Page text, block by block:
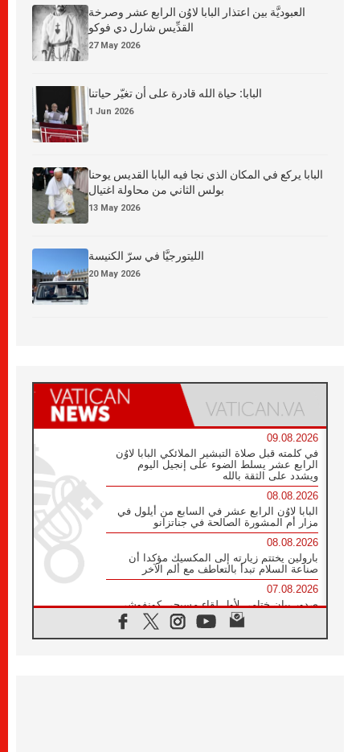
العبوديَّة بين اعتذار البابا لاوُن الرابع عشر وصرخة
القدِّيس شارل دي فوكو
27 May 2026
البابا: حياة الله قادرة على أن تغيّر حياتنا
1 Jun 2026
البابا يركع في المكان الذي نجا فيه البابا القديس يوحنا
بولس الثاني من محاولة اغتيال
13 May 2026
الليتورجيَّا في سرّ الكنيسة
20 May 2026
09.08.2026
في كلمته قبل صلاة التبشير الملائكي البابا لاوُن
الرابع عشر يسلط الضوء على إنجيل اليوم
ويشدد على الثقة بالله
08.08.2026
البابا لاوُن الرابع عشر في السابع من أيلول في
مزار أم المشورة الصالحة في جناتزانو
08.08.2026
بارولين يختتم زيارته إلى المكسيك مؤكدا أن
صناعة السلام تبدأ بالتعاطف مع ألم الآخر
07.08.2026
صدور بيان ختامي لأول لقاء مسيحي كونفوشي
بمشاركة الدائرة الفاتيكانية للحوار بين الأديان
07.08.2026